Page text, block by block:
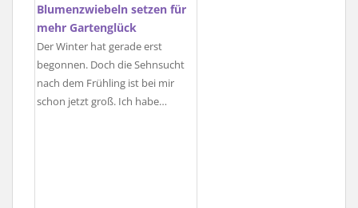
Blumenzwiebeln setzen für
mehr Gartenglück
Der Winter hat gerade erst
begonnen. Doch die Sehnsucht
nach dem Frühling ist bei mir
schon jetzt groß. Ich habe…